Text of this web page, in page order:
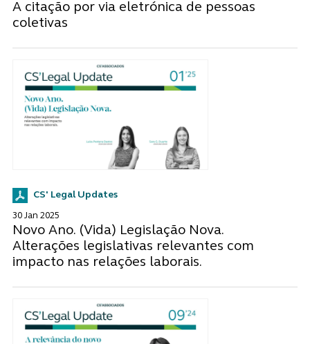
A citação por via eletrónica de pessoas
coletivas
CS' Legal Updates
30 Jan 2025
Novo Ano. (Vida) Legislação Nova.
Alterações legislativas relevantes com
impacto nas relações laborais.